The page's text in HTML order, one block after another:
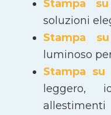
Stampa
soluzioni
Stampa
luminoso
Stampa su
leggero,
allestimenti